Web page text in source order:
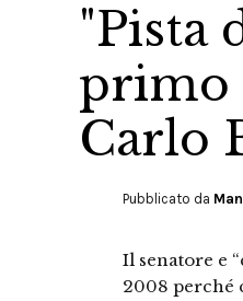
"Pista
primo
Carlo
Pubblicato da
Il senatore e
2008 perché